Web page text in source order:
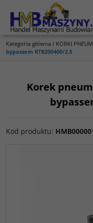
Kategoria główna / KORKI
bypassem KTB200400/2.5
Korek
Kod produktu: